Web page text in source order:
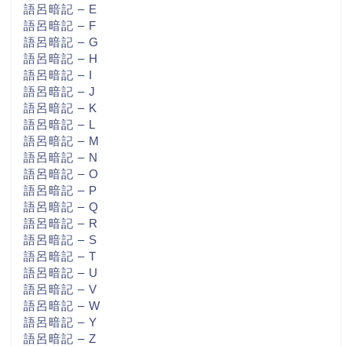
語呂暗記 – E
語呂暗記 – F
語呂暗記 – G
語呂暗記 – H
語呂暗記 – I
語呂暗記 – J
語呂暗記 – K
語呂暗記 – L
語呂暗記 – M
語呂暗記 – N
語呂暗記 – O
語呂暗記 – P
語呂暗記 – Q
語呂暗記 – R
語呂暗記 – S
語呂暗記 – T
語呂暗記 – U
語呂暗記 – V
語呂暗記 – W
語呂暗記 – Y
語呂暗記 – Z